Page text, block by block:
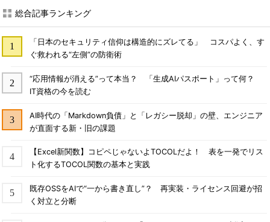
総合記事ランキング
「日本のセキュリティ信仰は構造的にズレてる」 コスパよく、す
ぐ救われる“左側”の防衛術
“応用情報が消える”って本当？ 「生成AIパスポート」って何？
IT資格の今を読む
AI時代の「Markdown負債」と「レガシー脱却」の壁、エンジニア
が直面する新・旧の課題
【Excel新関数】コピペじゃないよTOCOLだよ！ 表を一発でリス
ト化するTOCOL関数の基本と実践
既存OSSをAIで“一から書き直し”？ 再実装・ライセンス回避が招
く対立と分断